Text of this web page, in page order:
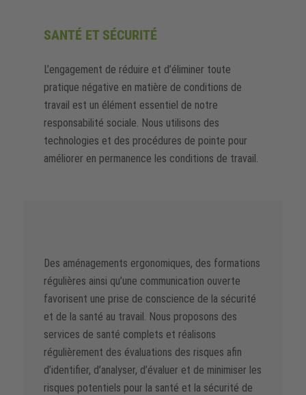
SANTÉ ET SÉCURITÉ
L’engagement de réduire et d’éliminer toute
pratique négative en matière de conditions de
travail est un élément essentiel de notre
responsabilité sociale. Nous utilisons des
technologies et des procédures de pointe pour
améliorer en permanence les conditions de travail.
Des aménagements ergonomiques, des formations
régulières ainsi qu’une communication ouverte
favorisent une prise de conscience de la sécurité
et de la santé au travail. Nous proposons des
services de santé complets et réalisons
régulièrement des évaluations des risques afin
d’identifier, d’analyser, d’évaluer et de minimiser les
risques potentiels pour la santé et la sécurité de